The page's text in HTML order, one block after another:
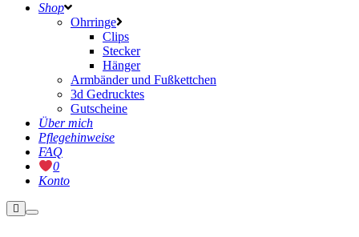
Shop
Ohrringe
Clips
Stecker
Hänger
Armbänder und Fußkettchen
3d Gedrucktes
Gutscheine
Über mich
Pflegehinweise
FAQ
0
Konto
Weitere
Informationen
Hauptmenü